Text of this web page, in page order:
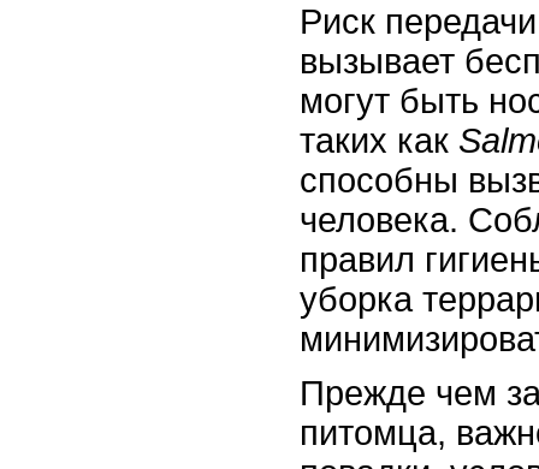
Риск
вызывает
могут быть
таких как
способны
человека.
правил
уборка
Прежде чем
питомца,